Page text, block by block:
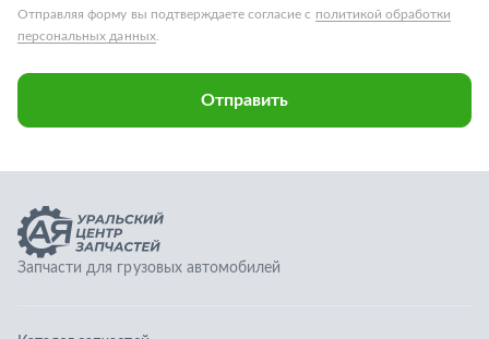
Запчасти для грузовых автомобилей
Каталог запчастей
Спецпредложения
О компании
Контакты